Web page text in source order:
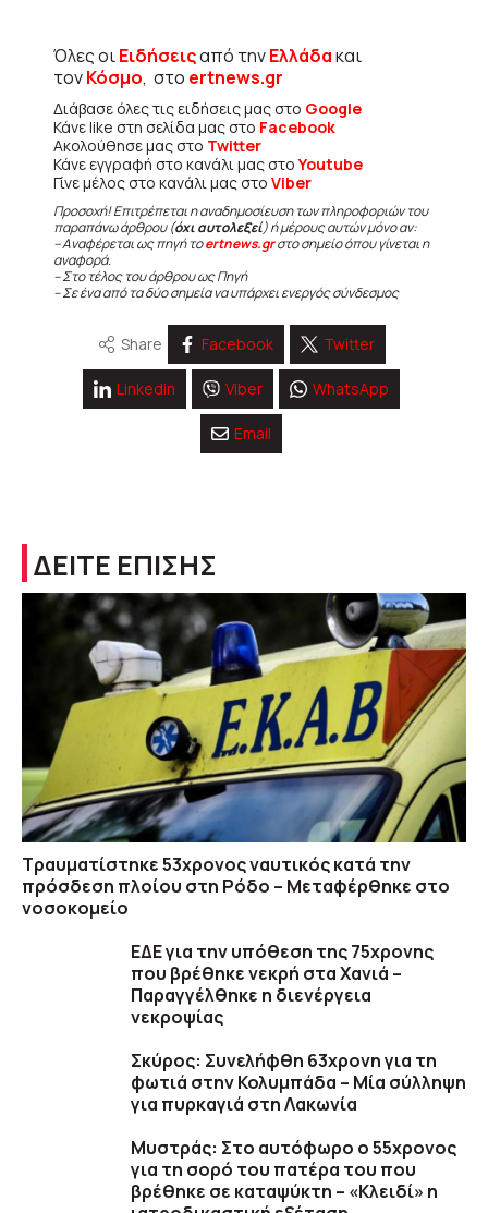
Όλες οιΕιδήσειςαπό τηνΕλλάδακαι
τονΚόσμο, στο ertnews.gr
Διάβασε όλες τις ειδήσεις μας στο Google
Κάνε like στη σελίδα μας στο Facebook
Ακολούθησε μας στο Twitter
Κάνε εγγραφή στο κανάλι μας στοYoutube
Γίνε μέλος στο κανάλι μας στο Viber
Προσοχή! Επιτρέπεται η αναδημοσίευση των πληροφοριών του
παραπάνω άρθρου (όχι αυτολεξεί) ή μέρους αυτών μόνο αν:
– Αναφέρεται ως πηγή τοertnews.grστο σημείο όπου γίνεται η
αναφορά.
– Στο τέλος του άρθρου ως Πηγή
– Σε ένα από τα δύο σημεία να υπάρχει ενεργός σύνδεσμος
Share Facebook Twitter
Linkedin Viber WhatsApp
Email
ΔΕΙΤΕ ΕΠΙΣΗΣ
Τραυματίστηκε 53χρονος ναυτικός κατά την
πρόσδεση πλοίου στη Ρόδο – Μεταφέρθηκε στο
νοσοκομείο
ΕΔΕ για την υπόθεση της 75χρονης
που βρέθηκε νεκρή στα Χανιά –
Παραγγέλθηκε η διενέργεια
νεκροψίας
Σκύρος: Συνελήφθη 63χρονη για τη
φωτιά στην Κολυμπάδα – Μία σύλληψη
για πυρκαγιά στη Λακωνία
Μυστράς: Στο αυτόφωρο ο 55χρονος
για τη σορό του πατέρα του που
βρέθηκε σε καταψύκτη – «Κλειδί» η